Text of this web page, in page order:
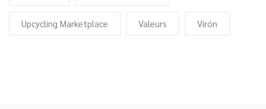
Upcycling Marketplace Valeurs Virón